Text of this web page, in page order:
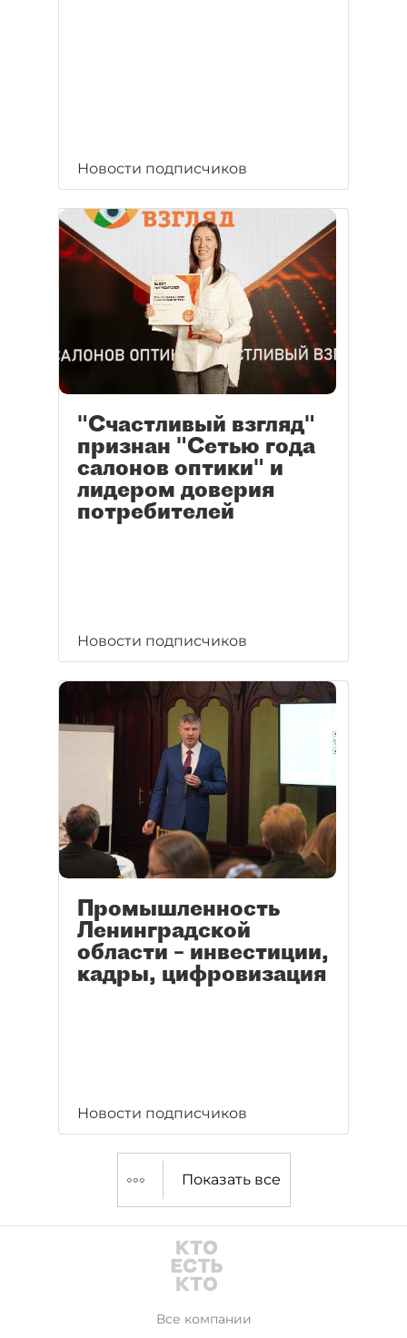
Новости подписчиков
"Счастливый взгляд"
признан "Сетью года
салонов оптики" и
лидером доверия
потребителей
Новости подписчиков
Промышленность
Ленинградской
области – инвестиции,
кадры, цифровизация
Новости подписчиков
Показать все
Все компании